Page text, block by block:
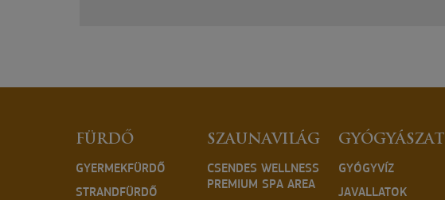
FÜRDŐ
GYERMEKFÜRDŐ
STRANDFÜRDŐ
SZAUNAVILÁG
CSENDES WELLNESS
PREMIUM SPA AREA
GYÓGYÁSZAT
GYÓGYVÍZ
JAVALLATOK